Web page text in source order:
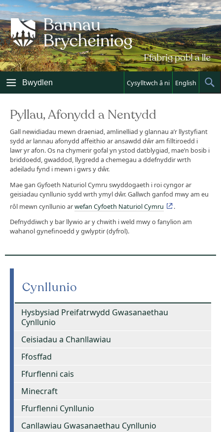
Skip
to
content
Bwydlen Cysylltwch â ni English
Pyllau, Afonydd a Nentydd
Gall newidiadau mewn draeniad, amlinelliad y glannau a’r llystyfiant
sydd ar lannau afonydd affeithio ar ansawdd dŵr am filltiroedd i
lawr yr afon. Os na chymerir gofal yn ystod datblygiad, mae’n bosib i
briddoedd, gwaddod, llygredd a chemegau a ddefnyddir wrth
adeiladu fynd i mewn i gwrs y dŵr.
Mae gan Gyfoeth Naturiol Cymru swyddogaeth i roi cyngor ar
geisiadau cynllunio sydd wrth ymyl dŵr. Gallwch ganfod mwy am eu
rôl mewn cynllunio arwefan Cyfoeth Naturiol Cymru
.
Defnyddiwch y bar llywio ar y chwith i weld mwy o fanylion am
wahanol gynefinoedd y gwlyptir (dyfrol).
Cynllunio
Hysbysiad Preifatrwydd Gwasanaethau
Cynllunio
Ceisiadau a Chanllawiau
Ffosffad
Ffurflenni cais
Minecraft
Ffurflenni Cynllunio
Canllawiau Gwasanaethau Cynllunio